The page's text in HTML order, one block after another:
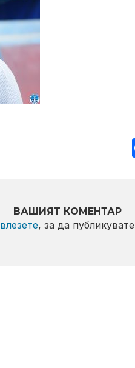
ВАШИЯТ КОМЕНТАР
влезете, за да